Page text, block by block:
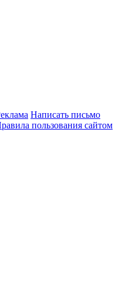
Написать письмо
пользования сайтом